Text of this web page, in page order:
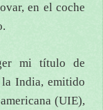
en el coche
mi título de
India, emitido
(UIE),